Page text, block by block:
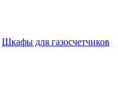
Шкафы для газосчетчиков